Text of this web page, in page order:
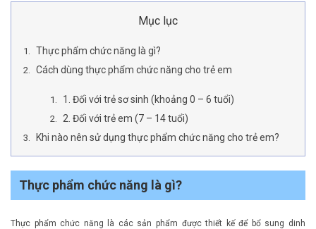
Mục lục
Thực phẩm chức năng là gì?
Cách dùng thực phẩm chức năng cho trẻ em
1. Đối với trẻ sơ sinh (khoảng 0 – 6 tuổi)
2. Đối với trẻ em (7 – 14 tuổi)
Khi nào nên sử dụng thực phẩm chức năng cho trẻ em?
Thực phẩm chức năng là gì?
Thực phẩm chức năng là các sản phẩm được thiết kế để bổ sung dinh